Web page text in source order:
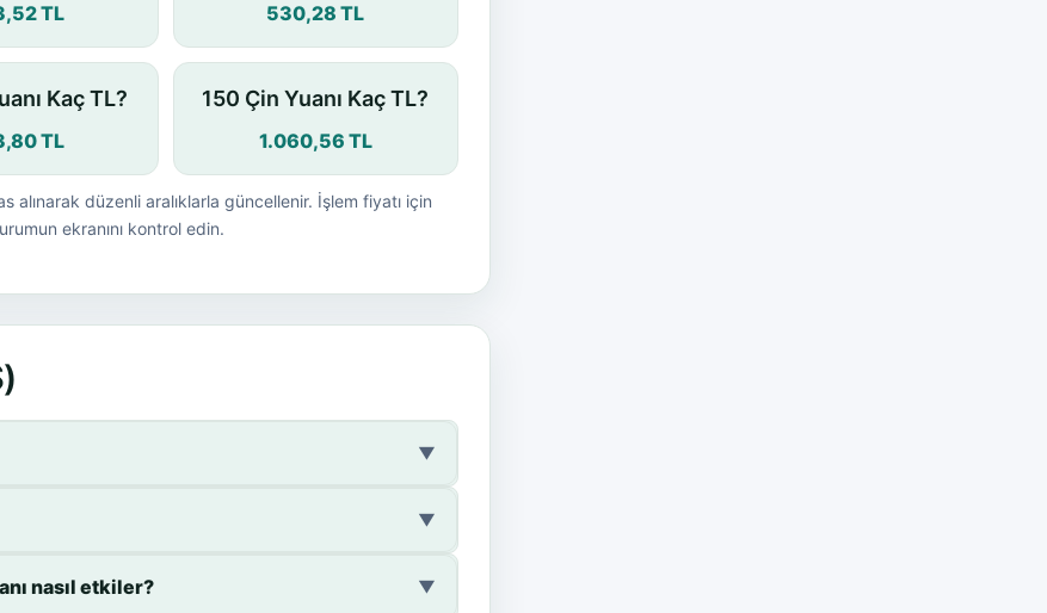
TL 530,28 TL
Kaç TL?
TL
150 Çin Yuanı Kaç TL?
1.060,56 TL
düzenli aralıklarla güncellenir. İşlem fiyatı için
ekranını kontrol edin.
▼
▼
nasıl etkiler? ▼